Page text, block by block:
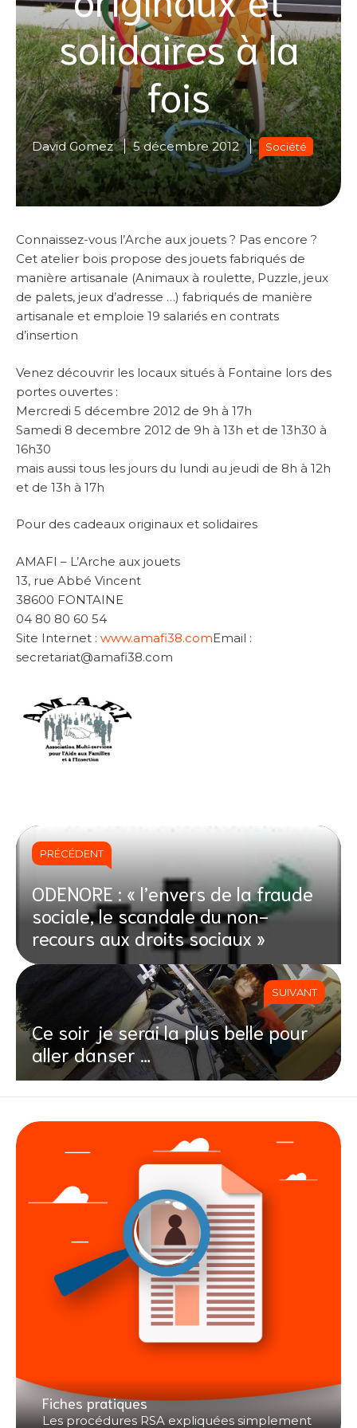
solidaires à la
fois
David Gomez 5 décembre 2012 Société
Connaissez-vous l’Arche aux jouets ? Pas encore ?
Cet atelier bois propose des jouets fabriqués de
manière artisanale (Animaux à roulette, Puzzle, jeux
de palets, jeux d’adresse …) fabriqués de manière
artisanale et emploie 19 salariés en contrats
d’insertion
Venez découvrir les locaux situés à Fontaine lors des
portes ouvertes :
Mercredi 5 décembre 2012 de 9h à 17h
Samedi 8 decembre 2012 de 9h à 13h et de 13h30 à
16h30
mais aussi tous les jours du lundi au jeudi de 8h à 12h
et de 13h à 17h
Pour des cadeaux originaux et solidaires
AMAFI – L’Arche aux jouets
13, rue Abbé Vincent
38600 FONTAINE
04 80 80 60 54
Site Internet : www.amafi38.comEmail :
secretariat@amafi38.com
PRÉCÉDENT
ODENORE : « l’envers de la fraude
sociale, le scandale du non-
recours aux droits sociaux »
SUIVANT
Ce soir je serai la plus belle pour
aller danser …
Fiches pratiques
Les procédures RSA expliquées simplement